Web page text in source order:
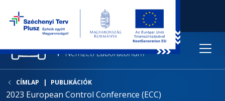
CÍMLAP PUBLIKÁCIÓK
2023 European Control Conference (ECC)